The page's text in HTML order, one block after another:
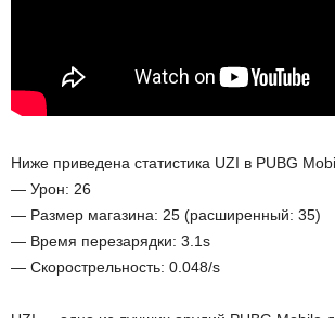
Ниже приведена статистика UZI в PUBG
— Урон: 26
— Размер магазина: 25 (расширенный: 35)
— Время перезарядки: 3.1s
— Скорострельность: 0.048/s